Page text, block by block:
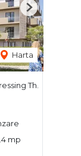
Harta
Next
Th.
mp